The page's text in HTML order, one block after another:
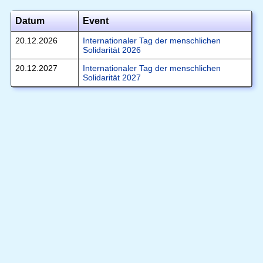
Datum Event
20.12.2026
Internationaler Tag der menschlichen
Solidarität 2026
20.12.2027
Internationaler Tag der menschlichen
Solidarität 2027